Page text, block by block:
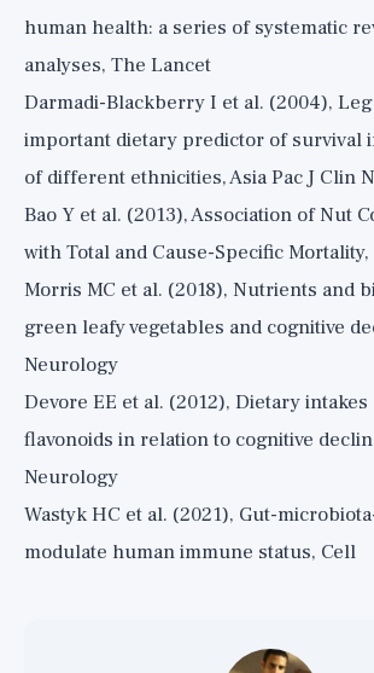
human health: a series of systematic
analyses, The Lancet
Darmadi-Blackberry I et al. (2004),
important dietary predictor of survival
of different ethnicities, Asia Pac J Clin
Bao Y et al. (2013), Association of Nut
with Total and Cause-Specific Mortality,
Morris MC et al. (2018), Nutrients and
green leafy vegetables and cognitive
Neurology
Devore EE et al. (2012), Dietary
flavonoids in relation to cognitive
Neurology
Wastyk HC et al. (2021), Gut-
modulate human immune status, Cell